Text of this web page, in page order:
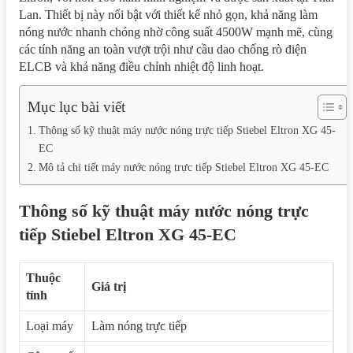
Lan. Thiết bị này nổi bật với thiết kế nhỏ gọn, khả năng làm
nóng nước nhanh chóng nhờ công suất 4500W mạnh mẽ, cùng
các tính năng an toàn vượt trội như cầu dao chống rò điện
ELCB và khả năng điều chỉnh nhiệt độ linh hoạt.
Mục lục bài viết
Thông số kỹ thuật máy nước nóng trực tiếp Stiebel Eltron XG 45-
EC
Mô tả chi tiết máy nước nóng trực tiếp Stiebel Eltron XG 45-EC
Thông số kỹ thuật máy nước nóng trực
tiếp Stiebel Eltron XG 45-EC
Thuộc
tính
Giá trị
Loại máy Làm nóng trực tiếp